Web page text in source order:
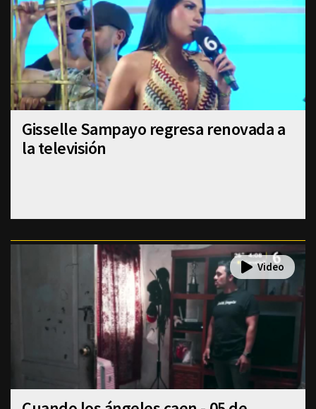
Gisselle Sampayo regresa renovada a
la televisión